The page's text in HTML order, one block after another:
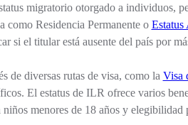
migratorio otorgado a individuos,
Residencia Permanente o Estatus
si el titular está ausente del país por
de diversas rutas de visa, como la Visa
El estatus de ILR ofrece varios
menores de 18 años y elegibilidad